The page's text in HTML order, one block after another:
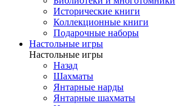
Исторические книги
Коллекционные книги
Подарочные наборы
Настольные игры
Настольные игры
Назад
Шахматы
Янтарные нарды
Янтарные шахматы